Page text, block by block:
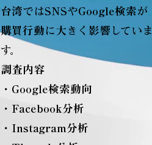
台湾ではSNSやGoogle検索が
購買行動に大きく影響していま
す。
調査内容
・Google検索動向
・Facebook分析
・Instagram分析